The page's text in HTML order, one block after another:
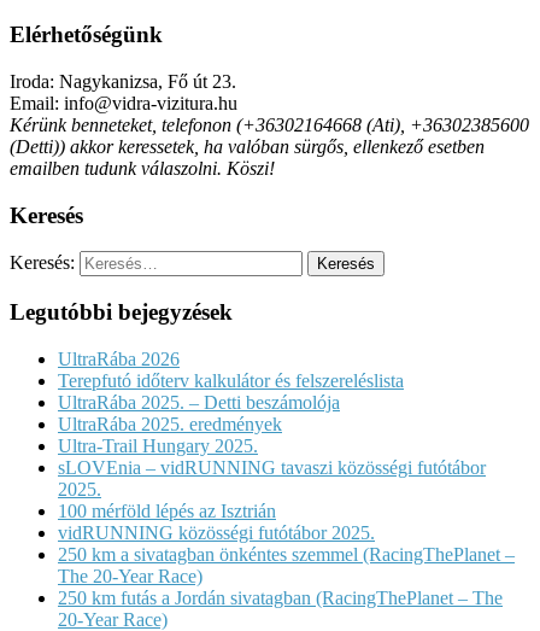
Elérhetőségünk
Iroda: Nagykanizsa, Fő út 23.
Email: info@vidra-vizitura.hu
Kérünk benneteket, telefonon (+36302164668 (Ati), +36302385600
(Detti)) akkor keressetek, ha valóban sürgős, ellenkező esetben
emailben tudunk válaszolni. Köszi!
Keresés
Keresés:
Legutóbbi bejegyzések
UltraRába 2026
Terepfutó időterv kalkulátor és felszereléslista
UltraRába 2025. – Detti beszámolója
UltraRába 2025. eredmények
Ultra-Trail Hungary 2025.
sLOVEnia – vidRUNNING tavaszi közösségi futótábor
2025.
100 mérföld lépés az Isztrián
vidRUNNING közösségi futótábor 2025.
250 km a sivatagban önkéntes szemmel (RacingThePlanet –
The 20-Year Race)
250 km futás a Jordán sivatagban (RacingThePlanet – The
20-Year Race)